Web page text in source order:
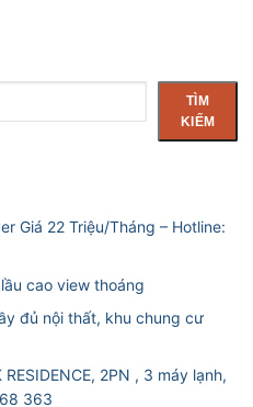
TÌM
KIẾM
Giá 22 Triệu/Tháng – Hotline:
cao view thoáng
đủ nội thất, khu chung cư
2PN , 3 máy lạnh,
363